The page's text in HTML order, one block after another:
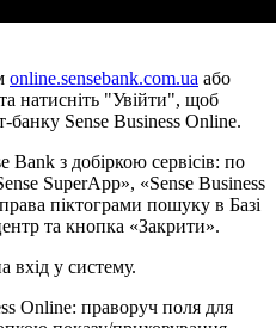
online.sensebank.com.ua або
та натисніть "Увійти", щоб
-банку Sense Business Online.
а вхід у систему.